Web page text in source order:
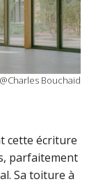
@Charles Bouchaid
cette écriture
parfaitement
Sa toiture à